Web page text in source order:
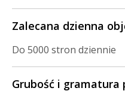
Zalecana dzienna
Do 5000 stron dziennie
Grubość i gramatura